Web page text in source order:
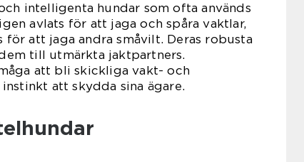
intelligenta hundar som ofta används
avlats för att jaga och spåra vaktlar,
för att jaga andra småvilt. Deras robusta
till utmärkta jaktpartners.
att bli skickliga vakt- och
att skydda sina ägare.